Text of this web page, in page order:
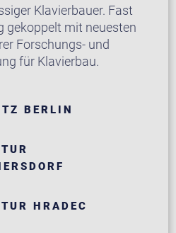
Klavierbauer. Fast
gekoppelt mit neuesten
Forschungs- und
für Klavierbau.
BERLIN
HRADEC